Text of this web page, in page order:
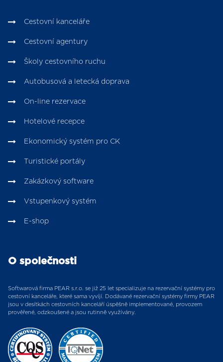
Cestovní kanceláře
Cestovní agentury
Školy cestovního ruchu
Autobusová a letecká doprava
On-line rezervace
Hotelové recepce
Ekonomický systém pro CK
Turistické portály
Zakázkový software
Vstupenkový systém
E-shop
O společnosti
Softwarová firma PEAR s.r.o. se již 25 let specializuje na rezervační systémy pro
cestovní kanceláře, které sama vyvíjí. Dodávané rezervační systémy firmy PEAR
jsou v desítkách cestovních kanceláří úspěšně implementované, provozem
prověřené, odzkoušené a jsou rutinně využívány.